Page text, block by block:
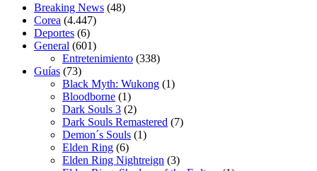
Breaking News (48)
Corea (4.447)
Deportes (6)
General (601)
Entretenimiento (338)
Guías (73)
Black Myth: Wukong (1)
Bloodborne (1)
Dark Souls 3 (2)
Dark Souls Remastered (7)
Demon´s Souls (1)
Elden Ring (6)
Elden Ring Nightreign (3)